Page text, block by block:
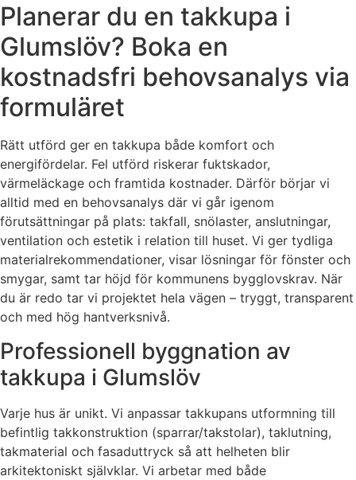
Planerar du en takkupa i
Glumslöv? Boka en
kostnadsfri behovsanalys via
formuläret
Rätt utförd ger en takkupa både komfort och
energifördelar. Fel utförd riskerar fuktskador,
värmeläckage och framtida kostnader. Därför börjar vi
alltid med en behovsanalys där vi går igenom
förutsättningar på plats: takfall, snölaster, anslutningar,
ventilation och estetik i relation till huset. Vi ger tydliga
materialrekommendationer, visar lösningar för fönster och
smygar, samt tar höjd för kommunens bygglovskrav. När
du är redo tar vi projektet hela vägen – tryggt, transparent
och med hög hantverksnivå.
Professionell byggnation av
takkupa i Glumslöv
Varje hus är unikt. Vi anpassar takkupans utformning till
befintlig takkonstruktion (sparrar/takstolar), taklutning,
takmaterial och fasaduttryck så att helheten blir
arkitektoniskt självklar. Vi arbetar med både